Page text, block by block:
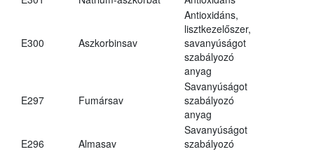
E300 Aszkorbinsav
Antioxidáns,
lisztkezelőszer,
savanyúságot
szabályozó
anyag
E297 Fumársav
Savanyúságot
szabályozó
anyag
E296 Almasav
Savanyúságot
szabályozó